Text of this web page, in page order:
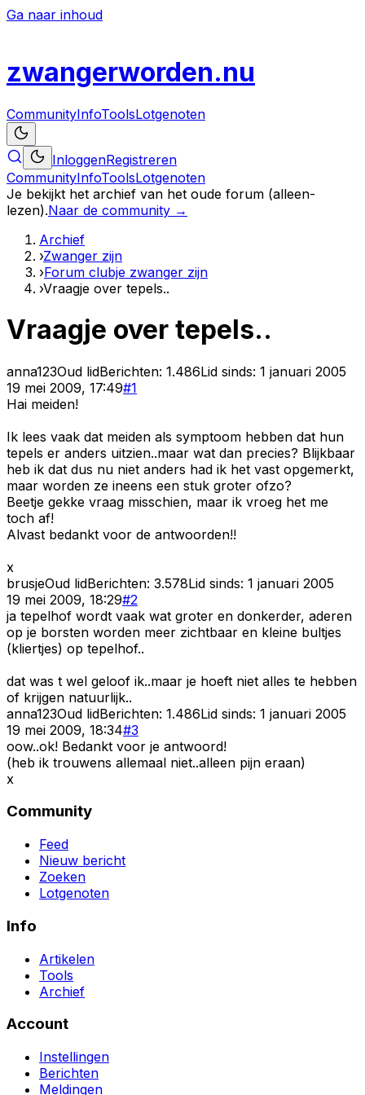
Ga naar inhoud
zwangerworden.nu
CommunityInfoToolsLotgenoten
InloggenRegistreren
CommunityInfoToolsLotgenoten
Je bekijkt het archief van het oude forum (alleen-
lezen).Naar de community →
Archief
›Zwanger zijn
›Forum clubje zwanger zijn
›Vraagje over tepels..
Vraagje over tepels..
anna123Oud lidBerichten: 1.486Lid sinds: 1 januari 2005
19 mei 2009, 17:49#1
Hai meiden!
Ik lees vaak dat meiden als symptoom hebben dat hun
tepels er anders uitzien..maar wat dan precies? Blijkbaar
heb ik dat dus nu niet anders had ik het vast opgemerkt,
maar worden ze ineens een stuk groter ofzo?
Beetje gekke vraag misschien, maar ik vroeg het me
toch af!
Alvast bedankt voor de antwoorden!!
x
brusjeOud lidBerichten: 3.578Lid sinds: 1 januari 2005
19 mei 2009, 18:29#2
ja tepelhof wordt vaak wat groter en donkerder, aderen
op je borsten worden meer zichtbaar en kleine bultjes
(kliertjes) op tepelhof..
dat was t wel geloof ik..maar je hoeft niet alles te hebben
of krijgen natuurlijk..
anna123Oud lidBerichten: 1.486Lid sinds: 1 januari 2005
19 mei 2009, 18:34#3
oow..ok! Bedankt voor je antwoord!
(heb ik trouwens allemaal niet..alleen pijn eraan)
x
Community
Feed
Nieuw bericht
Zoeken
Lotgenoten
Info
Artikelen
Tools
Archief
Account
Instellingen
Berichten
Meldingen